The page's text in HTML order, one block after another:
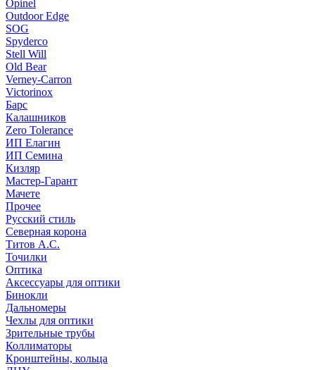
Opinel
Outdoor Edge
SOG
Spyderco
Stell Will
Old Bear
Verney-Carron
Victorinox
Барс
Калашников
Zero Tolerance
ИП Елагин
ИП Семина
Кизляр
Мастер-Гарант
Мачете
Прочее
Русский стиль
Северная корона
Титов А.С.
Точилки
Оптика
Аксессуары для оптики
Бинокли
Дальномеры
Чехлы для оптики
Зрительные трубы
Коллиматоры
Кронштейны, кольца